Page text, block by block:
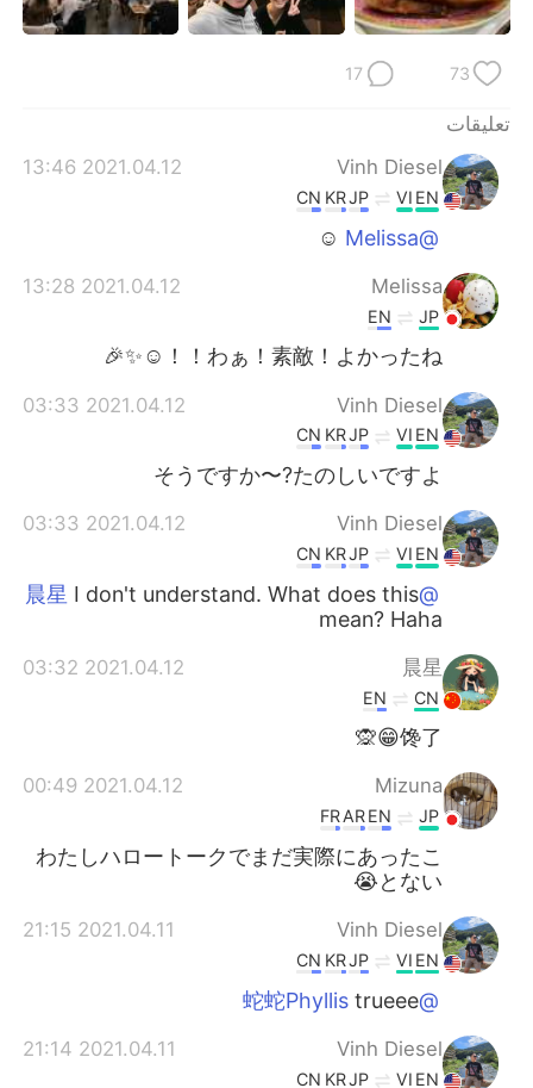
73
17
تعليقات
Vinh Diesel
2021.04.12 13:46
EN
VI
JP
KR
CN
@Melissa
☺
Melissa
2021.04.12 13:28
JP
EN
わぁ！素敵！よかったね！！☺✨🎉
Vinh Diesel
2021.04.12 03:33
EN
VI
JP
KR
CN
そうですか〜?たのしいですよ
Vinh Diesel
2021.04.12 03:33
EN
VI
JP
KR
CN
@晨星
I don't understand. What does this
mean? Haha
晨星
2021.04.12 03:32
CN
EN
馋了😁🙊
Mizuna
2021.04.12 00:49
JP
EN
AR
FR
わたしハロートークでまだ実際にあったこ
とない😭
Vinh Diesel
2021.04.11 21:15
EN
VI
JP
KR
CN
@蛇蛇Phyllis
trueee
Vinh Diesel
2021.04.11 21:14
EN
VI
JP
KR
CN